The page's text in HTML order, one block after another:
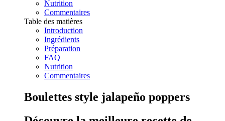
Nutrition
Commentaires
Table des matières
Introduction
Ingrédients
Préparation
FAQ
Nutrition
Commentaires
Boulettes style jalapeño poppers